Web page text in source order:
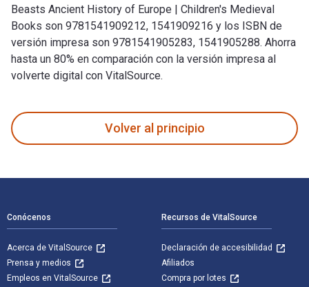
Beasts Ancient History of Europe | Children's Medieval
Books son 9781541909212, 1541909216 y los ISBN de
versión impresa son 9781541905283, 1541905288. Ahorra
hasta un 80% en comparación con la versión impresa al
volverte digital con VitalSource.
Volver al principio
Conócenos
Acerca de VitalSource
Prensa y medios
Empleos en VitalSource
Recursos de VitalSource
Declaración de accesibilidad
Afiliados
Compra por lotes